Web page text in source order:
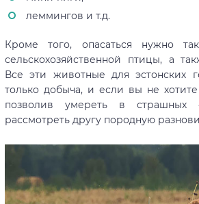
леммингов и т.д.
Кроме того, опасаться нужно
сельскохозяйственной птицы, а
Все эти животные для эстонских
только добыча, и если вы не
позволив умереть в страшных
рассмотреть другу породную